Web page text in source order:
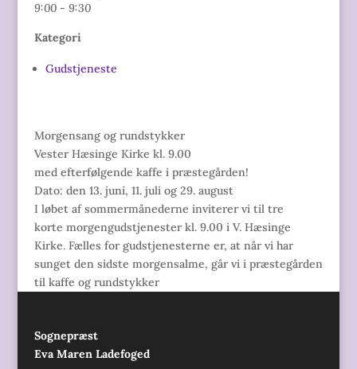
9:00 - 9:30
Kategori
Gudstjeneste
Morgensang og rundstykker
Vester Hæsinge Kirke kl. 9.00
med efterfølgende kaffe i præstegården!
Dato: den 13. juni, 11. juli og 29. august
I løbet af sommermånederne inviterer vi til tre
korte morgengudstjenester kl. 9.00 i V. Hæsinge
Kirke. Fælles for gudstjenesterne er, at når vi har
sunget den sidste morgensalme, går vi i præstegården
til kaffe og rundstykker
Sognepræst
Eva Maren Ladefoged